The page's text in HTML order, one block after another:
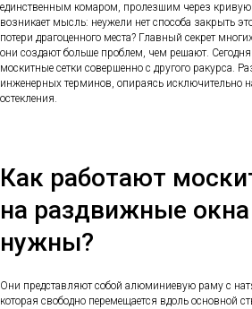
единственным комаром, пролезшим через
возникает мысль: неужели нет способа закрыть
потери драгоценного места? Главный секрет
они создают больше проблем, чем решают.
москитные сетки совершенно с другого ракурса.
инженерных терминов, опираясь исключительно
остекления.
Как работают
на раздвижные
нужны?
Они представляют собой алюминиевую раму с
которая свободно перемещается вдоль основной